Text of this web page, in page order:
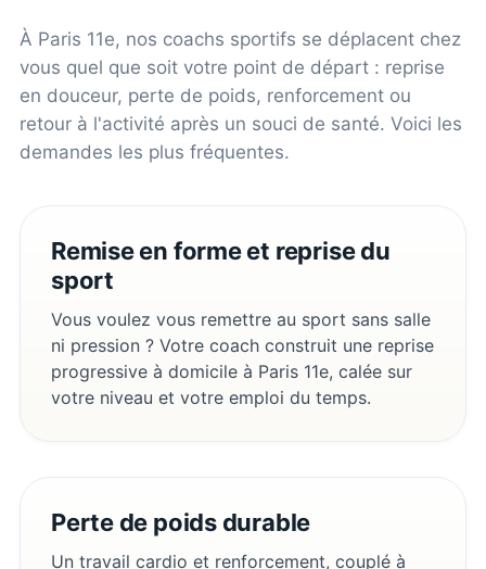
À Paris 11e, nos coachs sportifs se déplacent chez
vous quel que soit votre point de départ : reprise
en douceur, perte de poids, renforcement ou
retour à l'activité après un souci de santé. Voici les
demandes les plus fréquentes.
Remise en forme et reprise du
sport
Vous voulez vous remettre au sport sans salle
ni pression ? Votre coach construit une reprise
progressive à domicile à Paris 11e, calée sur
votre niveau et votre emploi du temps.
Perte de poids durable
Un travail cardio et renforcement, couplé à